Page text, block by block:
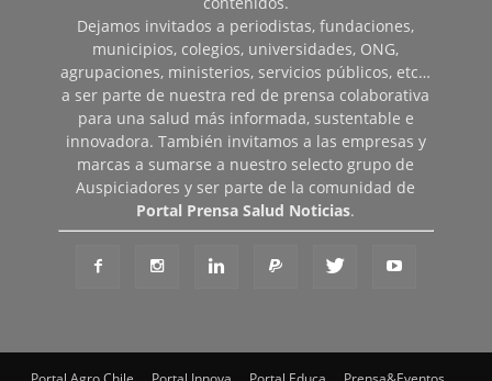
Dejamos invitados a periodistas, fundaciones,
municipios, colegios, universidades, ONG,
agrupaciones, ministerios, servicios públicos, etc…
a ser parte de nuestra red de prensa colaborativa
para una salud más informada, sustentable e
innovadora. También invitamos a las empresas y
marcas a sumarse a nuestro selecto grupo de
Auspiciadores y ser parte de la comunidad de
Portal Prensa Salud Noticias.